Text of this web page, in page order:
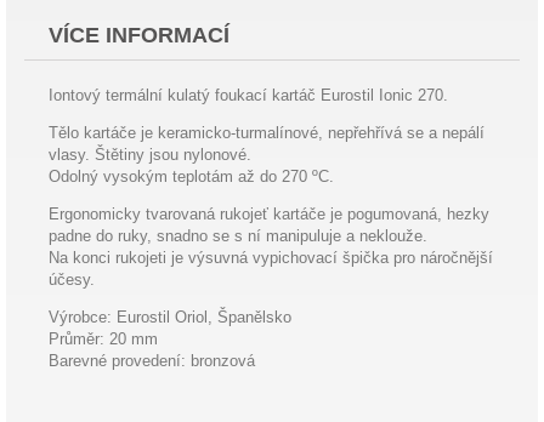
VÍCE INFORMACÍ
Iontový termální kulatý foukací kartáč Eurostil Ionic 270.
Tělo kartáče je keramicko-turmalínové, nepřehřívá se a nepálí
vlasy. Štětiny jsou nylonové.
Odolný vysokým teplotám až do 270 ºC.
Ergonomicky tvarovaná rukojeť kartáče je pogumovaná, hezky
padne do ruky, snadno se s ní manipuluje a neklouže.
Na konci rukojeti je výsuvná vypichovací špička pro náročnější
účesy.
Výrobce: Eurostil Oriol, Španělsko
Průměr: 20 mm
Barevné provedení: bronzová